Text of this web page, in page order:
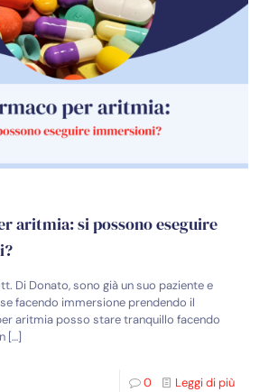
aritmia: si possono eseguire
Di Donato, sono già un suo paziente e
facendo immersione prendendo il
aritmia posso stare tranquillo facendo
[…]
0 Leggi di più